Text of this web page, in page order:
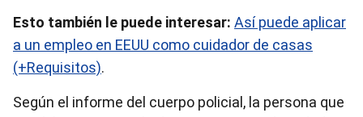
Esto también le puede interesar: Así puede aplicar
a un empleo en EEUU como cuidador de casas
(+Requisitos).
Según el informe del cuerpo policial, la persona que